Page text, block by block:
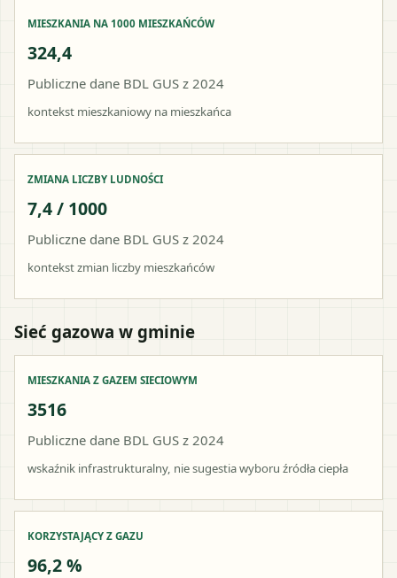
MIESZKANIA NA 1000 MIESZKAŃCÓW
324,4
Publiczne dane BDL GUS z 2024
kontekst mieszkaniowy na mieszkańca
ZMIANA LICZBY LUDNOŚCI
7,4 / 1000
Publiczne dane BDL GUS z 2024
kontekst zmian liczby mieszkańców
Sieć gazowa w gminie
MIESZKANIA Z GAZEM SIECIOWYM
3516
Publiczne dane BDL GUS z 2024
wskaźnik infrastrukturalny, nie sugestia wyboru źródła ciepła
KORZYSTAJĄCY Z GAZU
96,2 %